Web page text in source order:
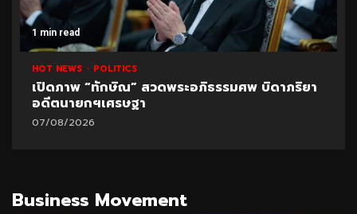
1 min read
HOT NEWS POLITICS
เปิดภาพ “ทักษิณ” สวดพระอภิธรรมศพ บิดาภริยา
อดีตนายกฯเศรษฐา
07/08/2026
Business Movement